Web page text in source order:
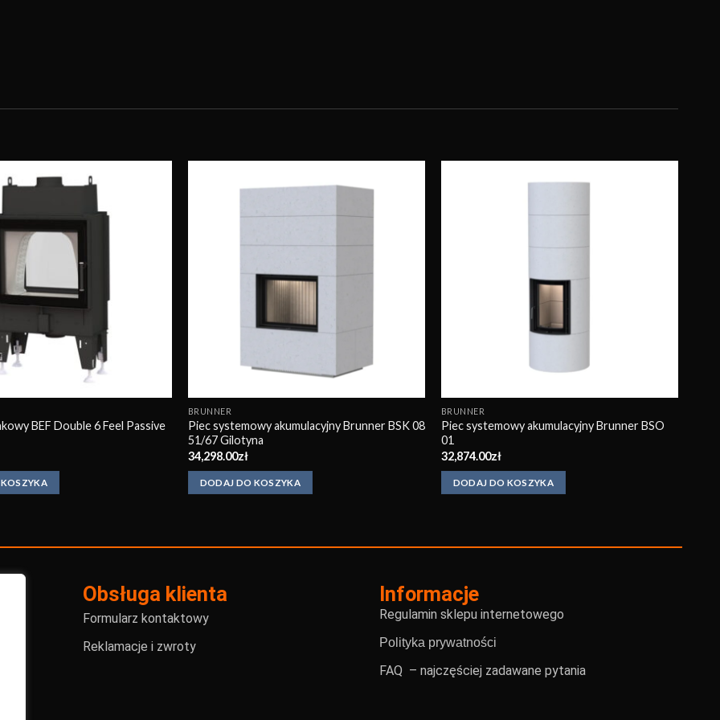
BEF Double 6 Feel Passive
BRUNNER
Piec systemowy akumulacyjny Brunner BSK 08
51/67 Gilotyna
34,298.00zł
DODAJ DO KOSZYKA
BRUNNER
Piec systemowy akumulacyjny Brunner BSO
01
32,874.00zł
DODAJ DO KOSZYKA
Obsługa klienta
Formularz kontaktowy
Reklamacje i zwroty
Informacje
Regulamin sklepu internetowego
Polityka prywatności
FAQ – najczęściej zadawane pytania